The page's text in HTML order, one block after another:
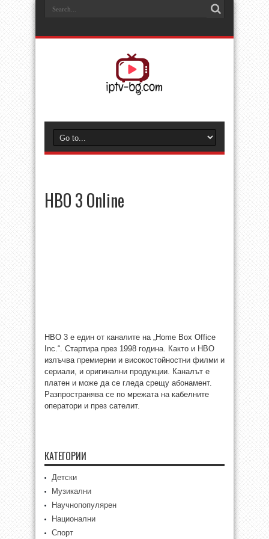
HBO 3 Online
HBO 3 е един от каналите на „Home Box Office
Inc.“. Стартира през 1998 година. Както и HBO
излъчва премиерни и високостойностни филми и
сериали, и оригинални продукции. Каналът е
платен и може да се гледа срещу абонамент.
Разпространява се по мрежата на кабелните
оператори и през сателит.
КАТЕГОРИИ
Детски
Музикални
Научнопопулярен
Национални
Спорт